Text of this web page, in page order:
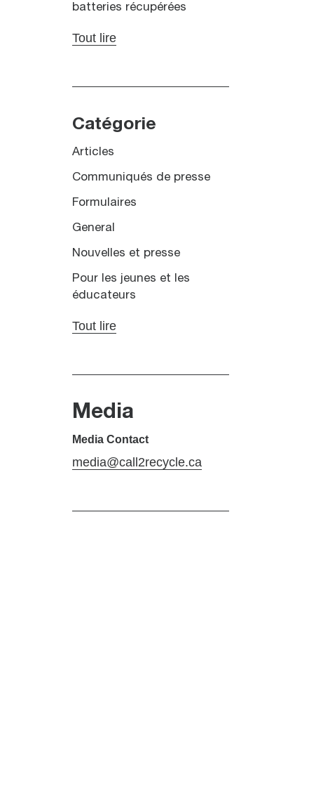
batteries récupérées
Tout lire
Catégorie
Articles
Communiqués de presse
Formulaires
General
Nouvelles et presse
Pour les jeunes et les
éducateurs
Tout lire
Media
Media Contact
media@call2recycle.ca